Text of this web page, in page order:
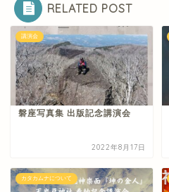
RELATED POST
講演会
磐座写真集 出版記念講演会
2022年8月17日
カタカムナについて